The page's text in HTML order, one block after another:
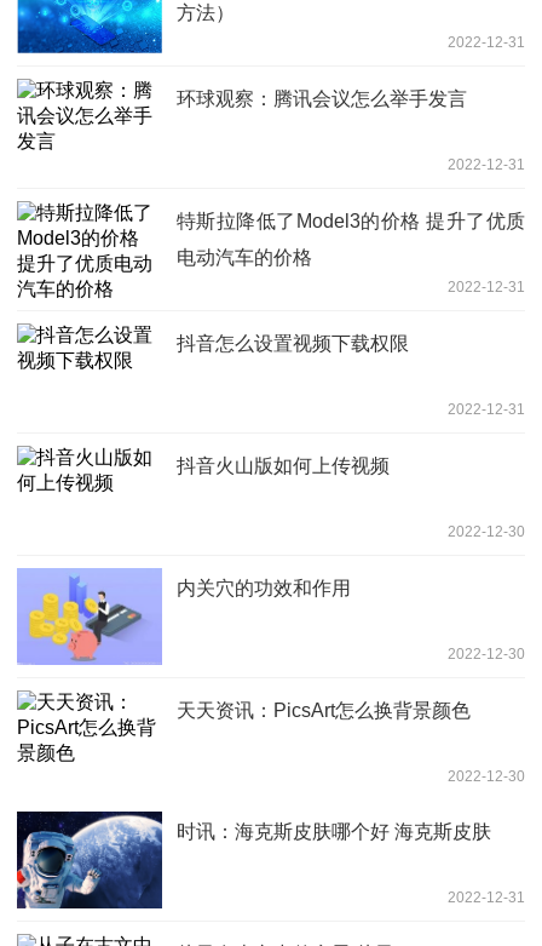
方法）
2022-12-31
环球观察：腾讯会议怎么举手发言
2022-12-31
特斯拉降低了Model3的价格 提升了优质
电动汽车的价格
2022-12-31
抖音怎么设置视频下载权限
2022-12-31
抖音火山版如何上传视频
2022-12-30
内关穴的功效和作用
2022-12-30
天天资讯：PicsArt怎么换背景颜色
2022-12-30
时讯：海克斯皮肤哪个好 海克斯皮肤
2022-12-31